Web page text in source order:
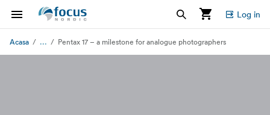
Log in
Acasa ... Pentax 17 – a milestone for analogue photographers